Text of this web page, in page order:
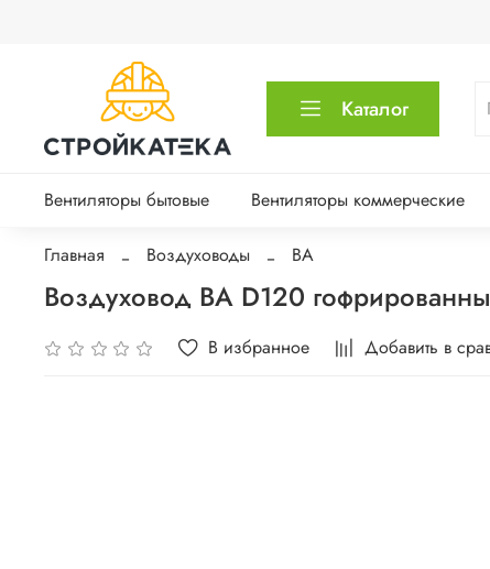
Каталог
Вентиляторы бытовые Вентиляторы коммерческие
Главная Воздуховоды ВА
Воздуховод ВА D120
В избранное Добавить в